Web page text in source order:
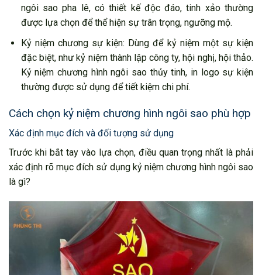
ngôi sao pha lê, có thiết kế độc đáo, tinh xảo thường
được lựa chọn để thể hiện sự trân trọng, ngưỡng mộ.
Kỷ niệm chương sự kiện: Dùng để kỷ niệm một sự kiện
đặc biệt, như kỷ niệm thành lập công ty, hội nghị, hội thảo.
Kỷ niệm chương hình ngôi sao thủy tinh, in logo sự kiện
thường được sử dụng để tiết kiệm chi phí.
Cách chọn kỷ niệm chương hình ngôi sao phù hợp
Xác định mục đích và đối tượng sử dụng
Trước khi bắt tay vào lựa chọn, điều quan trọng nhất là phải
xác định rõ mục đích sử dụng kỷ niệm chương hình ngôi sao
là gì?